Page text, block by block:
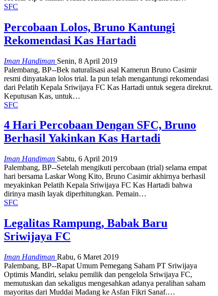
SFC
Percobaan Lolos, Bruno Kantungi
Rekomendasi Kas Hartadi
Iman Handiman Senin, 8 April 2019
Palembang, BP--Bek naturalisasi asal Kamerun Bruno Casimir
resmi dinyatakan lolos trial. Ia pun telah mengantungi rekomendasi
dari Pelatih Kepala Sriwijaya FC Kas Hartadi untuk segera direkrut.
Keputusan Kas, untuk…
SFC
4 Hari Percobaan Dengan SFC, Bruno
Berhasil Yakinkan Kas Hartadi
Iman Handiman Sabtu, 6 April 2019
Palembang, BP--Setelah mengikuti percobaan (trial) selama empat
hari bersama Laskar Wong Kito, Bruno Casimir akhirnya berhasil
meyakinkan Pelatih Kepala Sriwijaya FC Kas Hartadi bahwa
dirinya masih layak diperhitungkan. Pemain…
SFC
Legalitas Rampung, Babak Baru
Sriwijaya FC
Iman Handiman Rabu, 6 Maret 2019
Palembang, BP--Rapat Umum Pemegang Saham PT Sriwijaya
Optimis Mandiri, selaku pemilik dan pengelola Sriwijaya FC,
memutuskan dan sekaligus mengesahkan adanya peralihan saham
mayoritas dari Muddai Madang ke Asfan Fikri Sanaf.…